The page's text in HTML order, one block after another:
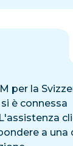
per la
è connessa
a una